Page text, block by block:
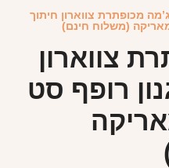
מכופתרת צווארון חיתוך
(משלוח חינם)
צווארון
רופף סט